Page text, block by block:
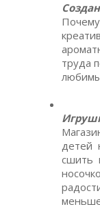
труда
детей
сшить